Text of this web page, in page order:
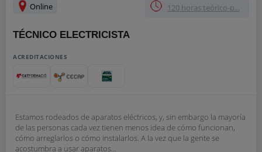
Online 120 horas teórico-p...
TÉCNICO ELECTRICISTA
ACREDITACIONES
Estamos rodeados de aparatos eléctricos, y, sin embargo la mayoría
de las personas cada vez tienen menos idea de cómo funcionan,
cómo arreglarlos o cómo instalarlos. A la vez que la gente se
acostumbra a usar aparatos...